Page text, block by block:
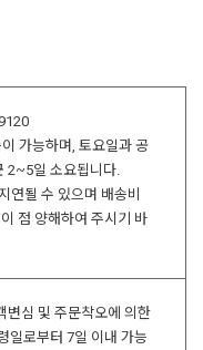
가능하며, 토요일과 공
2~5일 소요됩니다.
연될 수 있으며 배송비
점 양해하여 주시기 바
변심 및 주문착오에 의한
일로부터 7일 이내 가능